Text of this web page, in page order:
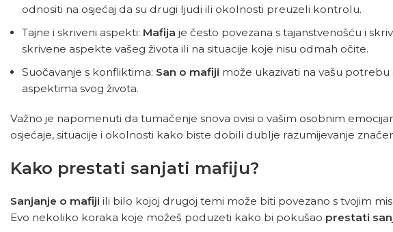
odnositi na osjećaj da su drugi ljudi ili okolnosti preuzeli kontrolu.
Tajne i skriveni aspekti: Mafija je često povezana s tajanstvenošću i
skrivene aspekte vašeg života ili na situacije koje nisu odmah očite.
Suočavanje s konfliktima: San o mafiji može ukazivati ​​na vašu
aspektima svog života.
Važno je napomenuti da tumačenje snova ovisi o vašim osobnim
osjećaje, situacije i okolnosti kako biste dobili dublje razumijevanje
Kako prestati sanjati mafiju?
Sanjanje o mafiji ili bilo kojoj drugoj temi može biti povezano s tvojim
Evo nekoliko koraka koje možeš poduzeti kako bi pokušao prestati